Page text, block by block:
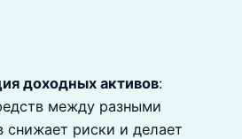
доходных активов:
между разными
снижает риски и делает